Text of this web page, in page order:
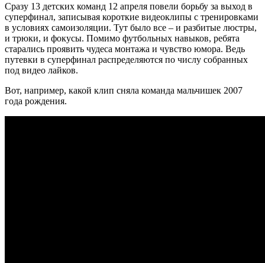
Сразу 13 детских команд 12 апреля повели борьбу за выход в
суперфинал, записывая короткие видеоклипы с тренировками
в условиях самоизоляции. Тут было все – и разбитые люстры,
и трюки, и фокусы. Помимо футбольных навыков, ребята
старались проявить чудеса монтажа и чувство юмора. Ведь
путевки в суперфинал распределяются по числу собранных
под видео лайков.
Вот, например, какой клип сняла команда мальчишек 2007
года рождения.